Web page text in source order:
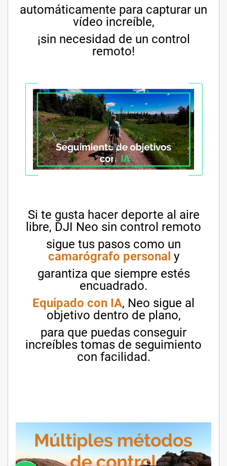
automáticamente para capturar un
vídeo increíble,
¡sin necesidad de un control
remoto!
Si te gusta hacer deporte al aire
libre, DJI Neo sin control remoto
sigue tus pasos como un
camarógrafo personal y
garantiza que siempre estés
encuadrado.
Equipado con IA, Neo sigue al
objetivo dentro de plano,
para que puedas conseguir
increíbles tomas de seguimiento
con facilidad.